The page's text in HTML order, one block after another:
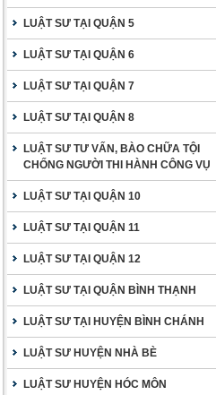
LUẬT SƯ TẠI QUẬN 5
LUẬT SƯ TẠI QUẬN 6
LUẬT SƯ TẠI QUẬN 7
LUẬT SƯ TẠI QUẬN 8
LUẬT SƯ TƯ VẤN, BÀO CHỮA TỘI
CHỐNG NGƯỜI THI HÀNH CÔNG VỤ
LUẬT SƯ TẠI QUẬN 10
LUẬT SƯ TẠI QUẬN 11
LUẬT SƯ TẠI QUẬN 12
LUẬT SƯ TẠI QUẬN BÌNH THẠNH
LUẬT SƯ TẠI HUYỆN BÌNH CHÁNH
LUẬT SƯ HUYỆN NHÀ BÈ
LUẬT SƯ HUYỆN HÓC MÔN